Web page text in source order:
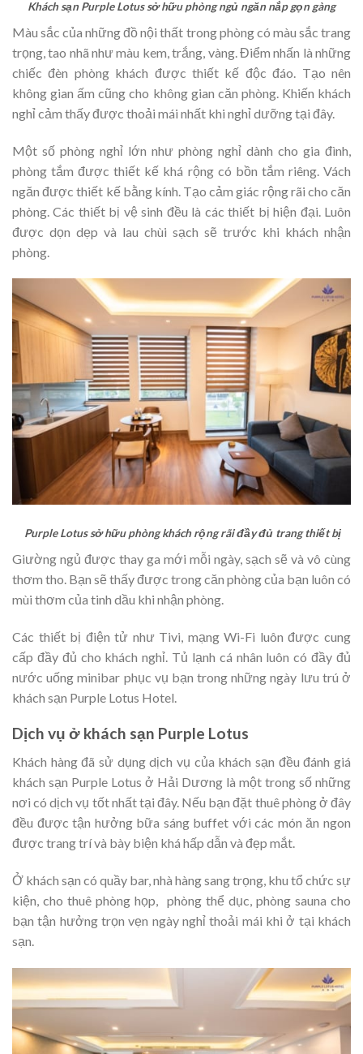
Khách sạn Purple Lotus sở hữu phòng ngủ ngăn nắp gọn gàng
Màu sắc của những đồ nội thất trong phòng có màu sắc trang
trọng, tao nhã như màu kem, trắng, vàng. Điểm nhấn là những
chiếc đèn phòng khách được thiết kế độc đáo. Tạo nên
không gian ấm cũng cho không gian căn phòng. Khiến khách
nghỉ cảm thấy được thoải mái nhất khi nghỉ dưỡng tại đây.
Một số phòng nghỉ lớn như phòng nghỉ dành cho gia đình,
phòng tắm được thiết kế khá rộng có bồn tắm riêng. Vách
ngăn được thiết kế bằng kính. Tạo cảm giác rộng rãi cho căn
phòng. Các thiết bị vệ sinh đều là các thiết bị hiện đại. Luôn
được dọn dẹp và lau chùi sạch sẽ trước khi khách nhận
phòng.
Purple Lotus sở hữu phòng khách rộng rãi đầy đủ trang thiết bị
Giường ngủ được thay ga mới mỗi ngày, sạch sẽ và vô cùng
thơm tho. Bạn sẽ thấy được trong căn phòng của bạn luôn có
mùi thơm của tinh dầu khi nhận phòng.
Các thiết bị điện tử như Tivi, mạng Wi-Fi luôn được cung
cấp đầy đủ cho khách nghỉ. Tủ lạnh cá nhân luôn có đầy đủ
nước uống minibar phục vụ bạn trong những ngày lưu trú ở
khách sạn Purple Lotus Hotel.
Dịch vụ ở khách sạn Purple Lotus
Khách hàng đã sử dụng dịch vụ của khách sạn đều đánh giá
khách sạn Purple Lotus ở Hải Dương là một trong số những
nơi có dịch vụ tốt nhất tại đây. Nếu bạn đặt thuê phòng ở đây
đều được tận hưởng bữa sáng buffet với các món ăn ngon
được trang trí và bày biện khá hấp dẫn và đẹp mắt.
Ở khách sạn có quầy bar, nhà hàng sang trọng, khu tổ chức sự
kiện, cho thuê phòng họp, phòng thể dục, phòng sauna cho
bạn tận hưởng trọn vẹn ngày nghỉ thoải mái khi ở tại khách
sạn.